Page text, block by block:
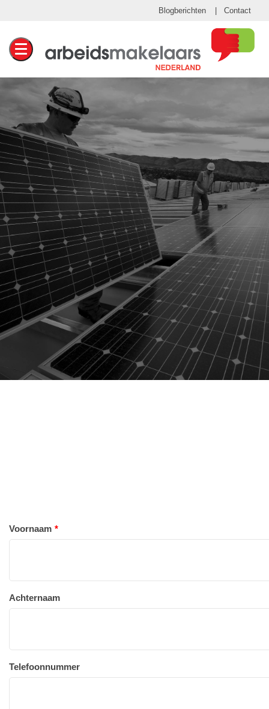
Blogberichten Contact
Toggle navigation
Voornaam
Achternaam
Telefoonnummer